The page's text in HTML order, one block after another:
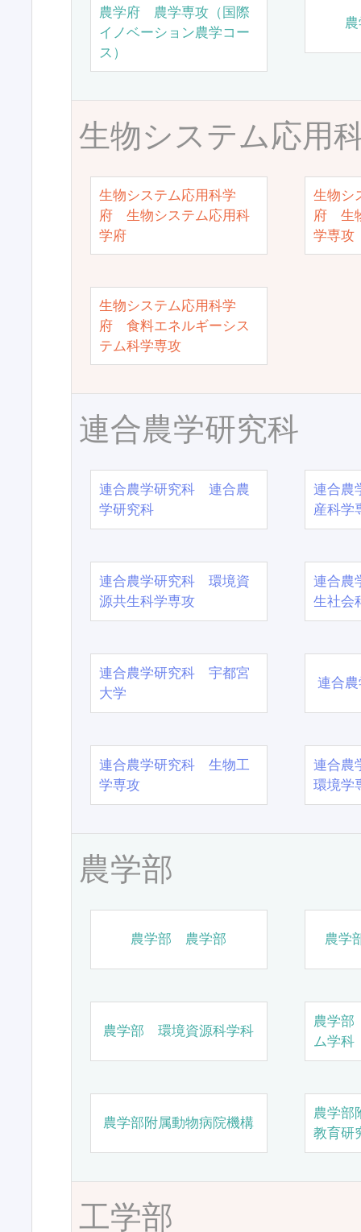
農学府 農学専攻（国際
イノベーション農学コー
ス）
生物システム応用
生物システム応用科学
府 生物システム応用科
学府
生物シ
府 生
学専攻
生物システム応用科学
府 食料エネルギーシス
テム科学専攻
連合農学研究科
連合農学研究科 連合農
学研究科
連合農
産科学
連合農学研究科 環境資
源共生科学専攻
連合農
生社会
連合農学研究科 宇都宮
大学
連合
連合農学研究科 生物工
学専攻
連合農
環境学
農学部
農学部 農学部 農学
農学部 環境資源科学科
農学
ム学科
農学部附属動物病院機構
農学部
教育研
工学部